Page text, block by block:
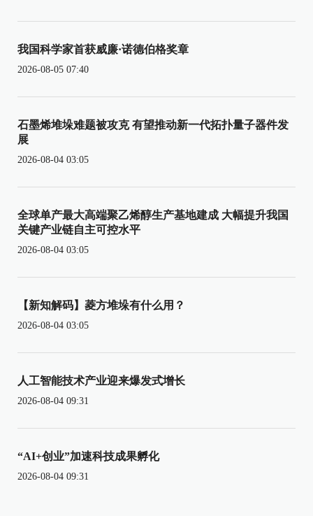
我国科学家首获威廉·诺德伯格奖章
2026-08-05 07:40
石墨烯堆垛难题被攻克 有望推动新一代拓扑量子器件发
展
2026-08-04 03:05
全球单产最大高端聚乙烯醇生产基地建成 大幅提升我国
关键产业链自主可控水平
2026-08-04 03:05
【新知解码】菱方堆垛有什么用？
2026-08-04 03:05
人工智能技术产业迎来爆发式增长
2026-08-04 09:31
“AI+创业”加速科技成果孵化
2026-08-04 09:31